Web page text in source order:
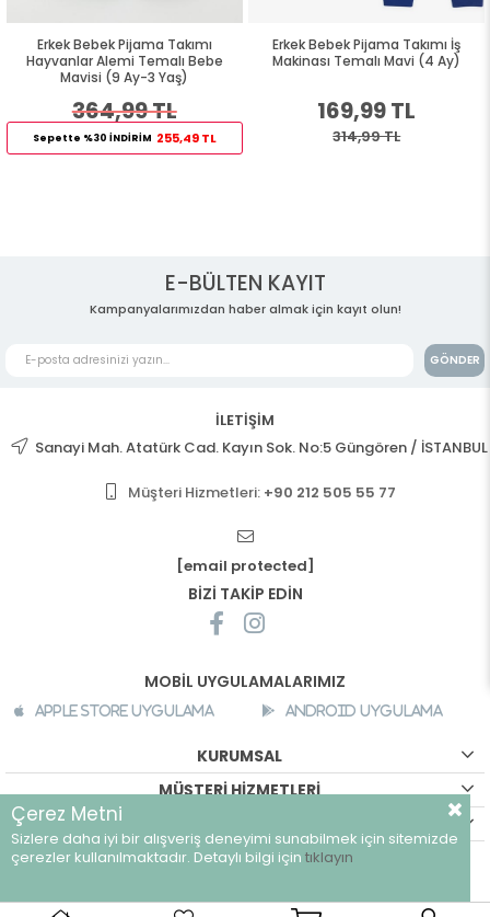
Erkek Bebek Pijama Takımı
Hayvanlar Alemi Temalı Bebe
Mavisi (9 Ay-3 Yaş)
364,99 TL
Sepette %30 İNDİRİM 255,49 TL
Erkek Bebek Pijama Takımı İş
Makinası Temalı Mavi (4 Ay)
169,99 TL
314,99 TL
E-BÜLTEN KAYIT
Kampanyalarımızdan haber almak için kayıt olun!
GÖNDER
İLETİŞİM
Sanayi Mah. Atatürk Cad. Kayın Sok. No:5 Güngören / İSTANBUL
Müşteri Hizmetleri: +90 212 505 55 77
[email protected]
BİZİ TAKİP EDİN
MOBİL UYGULAMALARIMIZ
Apple Store Uygulama Android Uygulama
KURUMSAL
MÜŞTERİ HİZMETLERİ
©breeze.com.tr - Tüm hakları saklıdır.
Çerez Metni
Sizlere daha iyi bir alışveriş deneyimi sunabilmek için sitemizde
çerezler kullanılmaktadır. Detaylı bilgi için tıklayın